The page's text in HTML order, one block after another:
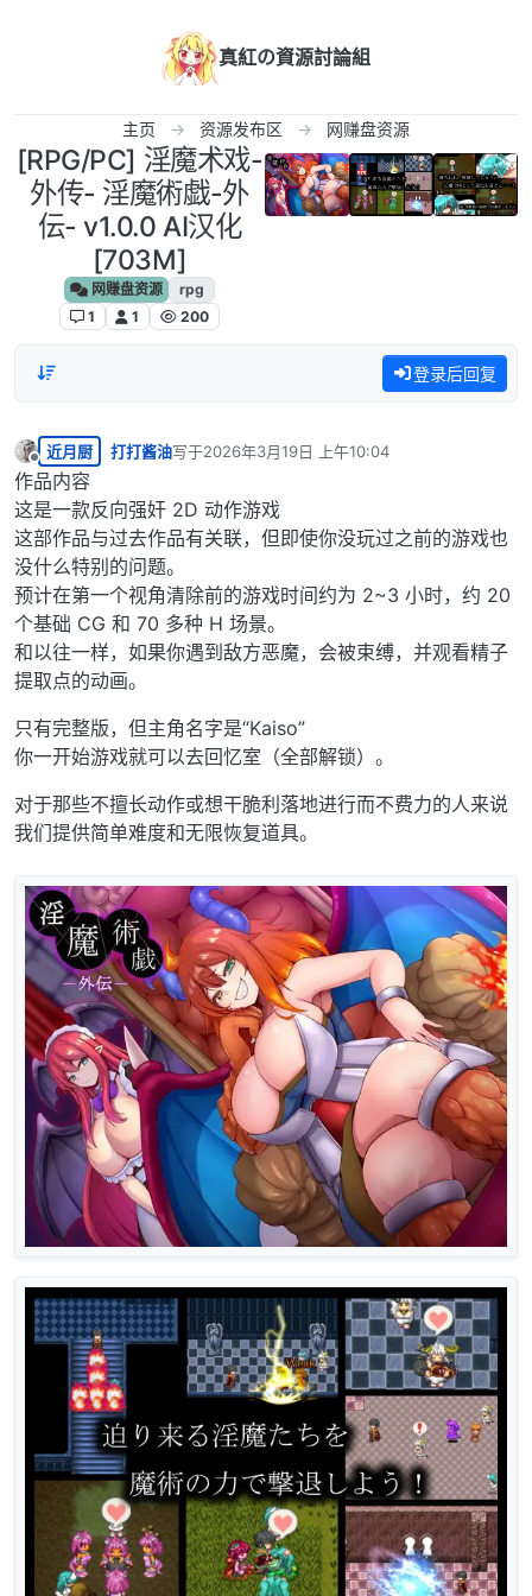
真紅の資源討論組
主页 资源发布区 网赚盘资源
[RPG/PC] 淫魔术戏-
外传- 淫魔術戯-外
伝- v1.0.0 AI汉化
[703M]
网赚盘资源
rpg
1
1 200
登录后回复
离线
近月厨 打打酱油写于2026年3月19日 上午10:04
最后由 编辑
作品内容
这是一款反向强奸 2D 动作游戏
这部作品与过去作品有关联，但即使你没玩过之前的游戏也
没什么特别的问题。
预计在第一个视角清除前的游戏时间约为 2~3 小时，约 20
个基础 CG 和 70 多种 H 场景。
和以往一样，如果你遇到敌方恶魔，会被束缚，并观看精子
提取点的动画。
只有完整版，但主角名字是“Kaiso”
你一开始游戏就可以去回忆室（全部解锁）。
对于那些不擅长动作或想干脆利落地进行而不费力的人来说
我们提供简单难度和无限恢复道具。